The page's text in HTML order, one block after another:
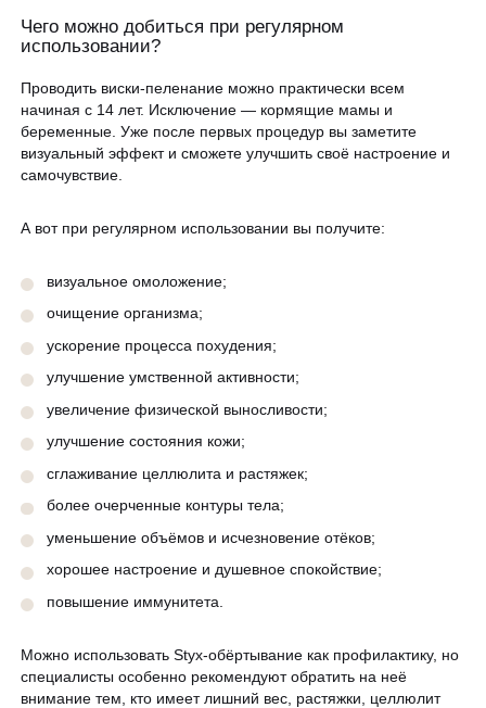
Чего можно добиться при регулярном
использовании?
Проводить виски-пеленание можно практически всем
начиная с 14 лет. Исключение — кормящие мамы и
беременные. Уже после первых процедур вы заметите
визуальный эффект и сможете улучшить своё настроение и
самочувствие.
А вот при регулярном использовании вы получите:
визуальное омоложение;
очищение организма;
ускорение процесса похудения;
улучшение умственной активности;
увеличение физической выносливости;
улучшение состояния кожи;
сглаживание целлюлита и растяжек;
более очерченные контуры тела;
уменьшение объёмов и исчезновение отёков;
хорошее настроение и душевное спокойствие;
повышение иммунитета.
Можно использовать Styx-обёртывание как профилактику, но
специалисты особенно рекомендуют обратить на неё
внимание тем, кто имеет лишний вес, растяжки, целлюлит